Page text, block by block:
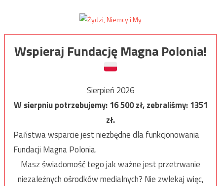
Wspieraj Fundację Magna Polonia!
Sierpień 2026
W sierpniu potrzebujemy:16 500zł, zebraliśmy:1351
zł.
Państwa wsparcie jest niezbędne dla funkcjonowania
Fundacji Magna Polonia.
Masz świadomość tego jak ważne jest przetrwanie
niezależnych ośrodków medialnych? Nie zwlekaj więc,